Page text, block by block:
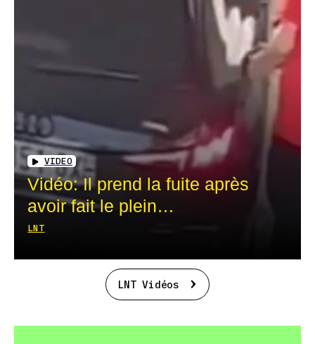
VIDEO
Vidéo: Il prend la fuite après
avoir fait le plein…
LNT
LNT Vidéos